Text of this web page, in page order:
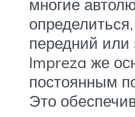
многие
передний или
Impreza же
постоянным
Это